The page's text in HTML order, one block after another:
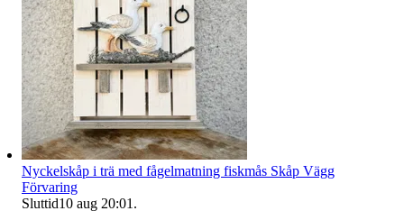
Nyckelskåp i trä med fågelmatning fiskmås Skåp Vägg
Förvaring
Sluttid10 aug 20:01 .